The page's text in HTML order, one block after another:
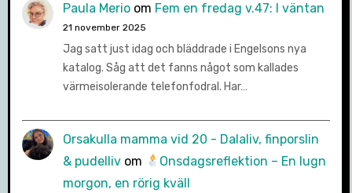
Paula Merioom Fem en fredag v.47: I väntan
21 november 2025
Jag satt just idag och bläddrade i Engelsons nya
katalog. Såg att det fanns något som kallades
värmeisolerande telefonfodral. Har…
Orsakulla mamma vid 20 - Dalaliv, finporslin
& pudellivom
Onsdagsreflektion – En lugn
morgon, en rörig kväll